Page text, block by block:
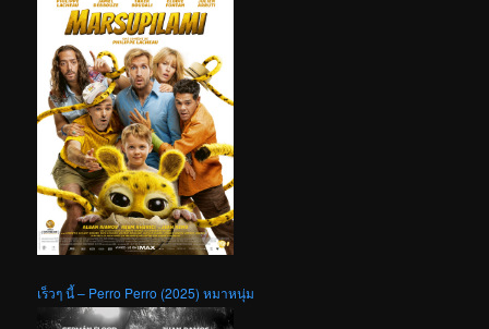
เร็วๆ นี้ – Perro Perro (2025) หมาหนุ่ม